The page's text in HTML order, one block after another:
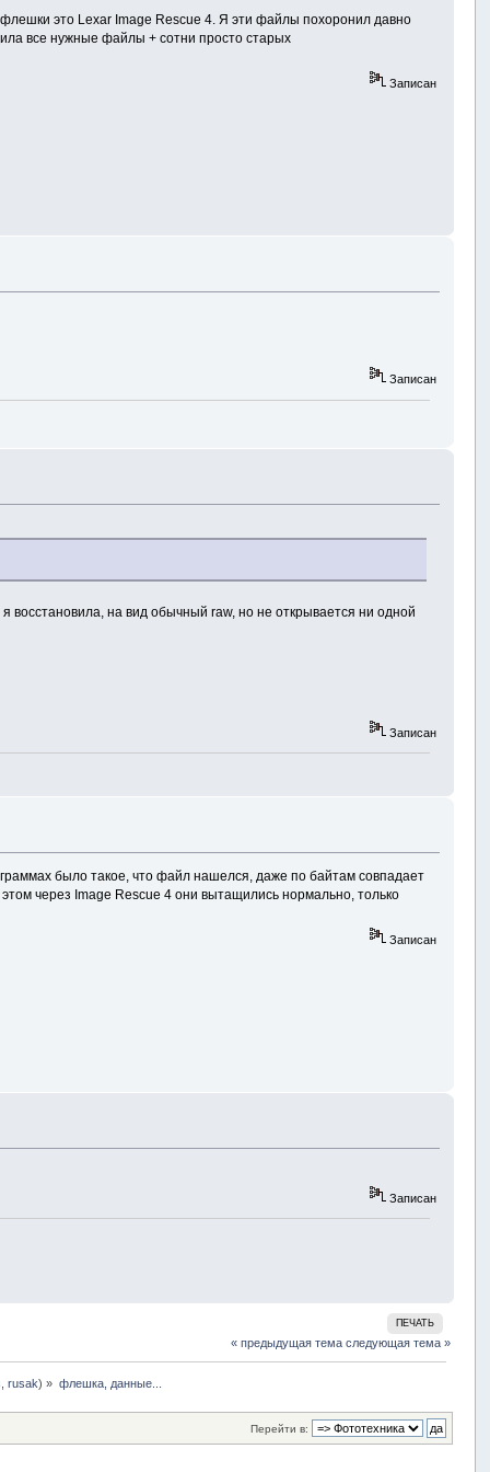
это Lexar Image Rescue 4. Я эти файлы похоронил давно
все нужные файлы + сотни просто старых
Записан
Записан
восстановила, на вид обычный raw, но не открывается ни одной
Записан
было такое, что файл нашелся, даже по байтам совпадает
через Image Rescue 4 они вытащились нормально, только
Записан
Записан
ПЕЧАТЬ
« предыдущая тема следующая тема »
,rusak) » флешка, данные...
Перейти в: